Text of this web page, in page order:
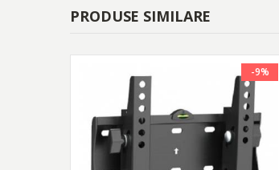
PRODUSE SIMILARE
-9%